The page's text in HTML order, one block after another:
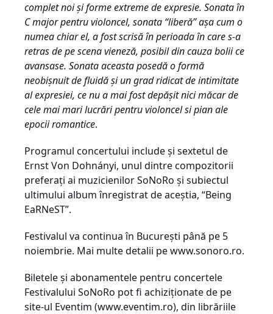
complet noi și forme extreme de expresie. Sonata în
C major pentru violoncel, sonata “liberă” așa cum o
numea chiar el, a fost scrisă în perioada în care s-a
retras de pe scena vieneză, posibil din cauza bolii ce
avansase. Sonata aceasta posedă o formă
neobișnuit de fluidă și un grad ridicat de intimitate
al expresiei, ce nu a mai fost depășit nici măcar de
cele mai mari lucrări pentru violoncel si pian ale
epocii romantice.
Programul concertului include și sextetul de
Ernst Von Dohnányi, unul dintre compozitorii
preferați ai muzicienilor SoNoRo și subiectul
ultimului album înregistrat de aceștia, “Being
EaRNeST”.
Festivalul va continua în București până pe 5
noiembrie. Mai multe detalii pe www.sonoro.ro.
Biletele și abonamentele pentru concertele
Festivalului SoNoRo pot fi achiziționate de pe
site-ul Eventim (www.eventim.ro), din librăriile